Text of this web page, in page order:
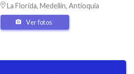
La Florida, Medellín, Antioquia
Ver fotos